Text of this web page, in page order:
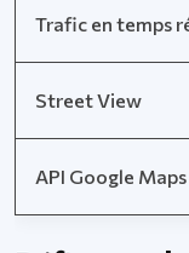
Trafic en temps
Street View
API Google